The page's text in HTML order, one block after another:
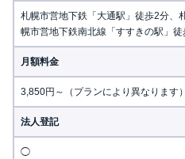
札幌市営地下鉄「大通駅」徒歩2分、
幌市営地下鉄南北線「すすきの駅」徒
月額料金
3,850円～（プランにより異なります）
法人登記
◯